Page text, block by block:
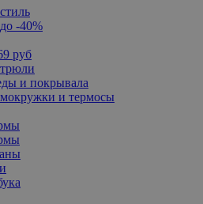
-40%
руб
и покрывала
и термосы